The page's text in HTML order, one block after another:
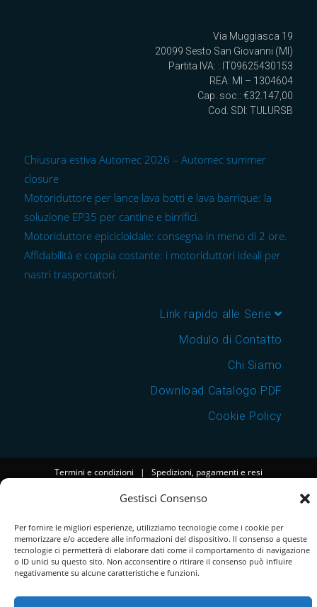
Gestisci Consenso
Per fornire le migliori esperienze, utilizziamo tecnologie come i cookie per
memorizzare e/o accedere alle informazioni del dispositivo. Il consenso a queste
tecnologie ci permetterà di elaborare dati come il comportamento di navigazione
o ID unici su questo sito. Non acconsentire o ritirare il consenso può influire
negativamente su alcune caratteristiche e funzioni.
Via Muggiasca 19
20099 Sesto San Giovanni (MI)
Partita IVA: : IT09625430153
REA: MI – 1304604
Cap. soc.: €32.147,00
Cod. SDI: TULURSB
Chiusura estiva Automec 2026 – Automec summer
closure
Motoriduttore per lance lava botti e lava barrique: la
soluzione EP35 per cantine e birrifici.
Motoriduttore epicicloidale: consegna in meno di 2 ore.
Affidabilità e coppia costante: i motoriduttori ideali per
nastri trasportatori.
Link rapido alle Serie
Modulo di Contatto
Chi Siamo
Download Catalogo PDF
Cookie Policy
Termini e condizioni | Spedizioni, pagamenti e resi